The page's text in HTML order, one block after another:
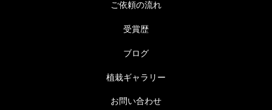
ご依頼の流れ
受賞歴
ブログ
植栽ギャラリー
お問い合わせ